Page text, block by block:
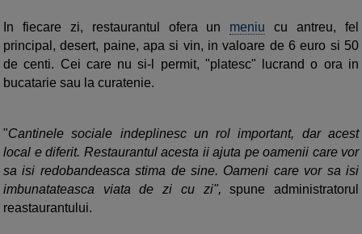
In fiecare zi, restaurantul ofera un meniu cu antreu, fel
principal, desert, paine, apa si vin, in valoare de 6 euro si 50
de centi. Cei care nu si-l permit, "platesc" lucrand o ora in
bucatarie sau la curatenie.
"Cantinele sociale indeplinesc un rol important, dar acest
local e diferit. Restaurantul acesta ii ajuta pe oamenii care vor
sa isi redobandeasca stima de sine. Oameni care vor sa isi
imbunatateasca viata de zi cu zi", spune administratorul
reastaurantului.